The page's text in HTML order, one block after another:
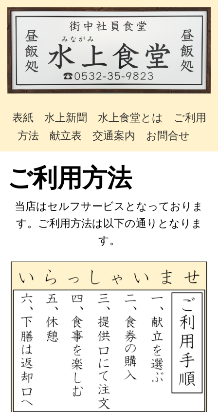
表紙 水上新聞 水上食堂とは
ご利用
方法
献立表 交通案内 お問合せ
ご利用方法
当店はセルフサービスとなっておりま
す。ご利用方法は以下の通りとなりま
す。